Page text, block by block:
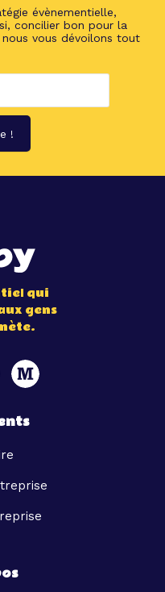
évènementielle,
concilier bon pour la
vous dévoilons tout
qui
gens